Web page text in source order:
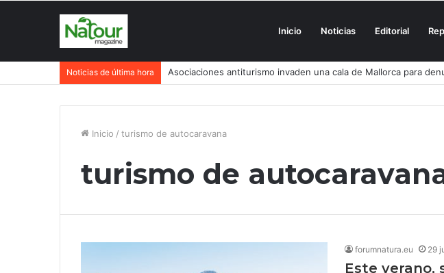
Inicio Noticias Editorial
Noticias de última hora Asociaciones antiturismo invaden una cala de Mallorca para
Inicio / turismo de autocaravana
turismo de
forumnatura.eu 29
Este verano,